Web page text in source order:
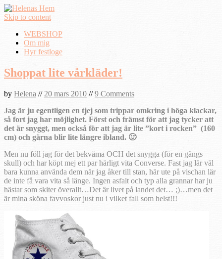
Skip to content
WEBSHOP
Om mig
Hyr festloge
Shoppat lite vårkläder!
by Helena // 20 mars 2010 //9 Comments
Jag är ju egentligen en tjej som trippar omkring i höga klackar,
så fort jag har möjlighet. Först och främst för att jag tycker att
det är snyggt, men också för att jag är lite ”kort i rocken” (160
cm) och gärna blir lite längre ibland. 🙂
Men nu föll jag för det bekväma OCH det snygga (för en gångs
skull) och har köpt mej ett par härligt vita Converse. Fast jag lär väl
bara kunna använda dem när jag åker till stan, här ute på vischan lär
de inte få vara vita så länge. Ingen asfalt och typ alla grannar har ju
hästar som skiter överallt…Det är livet på landet det… ;)…men det
är mina sköna favvoskor just nu i vilket fall som helst!!!